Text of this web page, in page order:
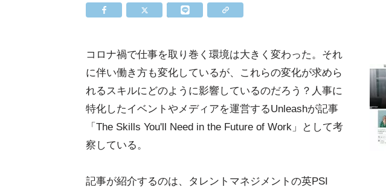
コロナ禍で仕事を取り巻く環境は大きく変わった。それ
に伴い働き方も変化しているが、これらの変化が求めら
れるスキルにどのように影響しているのだろう？人事に
特化したイベントやメディアを運営するUnleashが記事
「The Skills You'll Need in the Future of Work」として考
察している。
記事が紹介するのは、タレントマネジメントの英PSI